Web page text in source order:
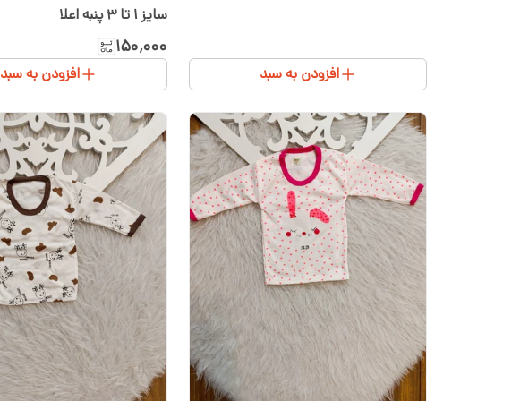
افزودن به سبد
سایز ۱ تا ۳ پنبه اعلا
۱۵۰٬۰۰۰
افزودن به سبد